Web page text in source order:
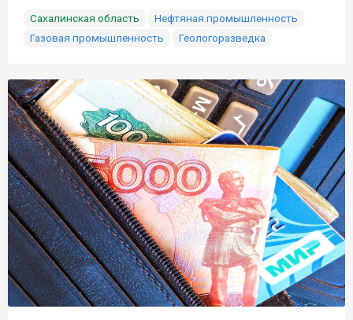
Сахалинская область
Нефтяная промышленность
Газовая промышленность
Геологоразведка